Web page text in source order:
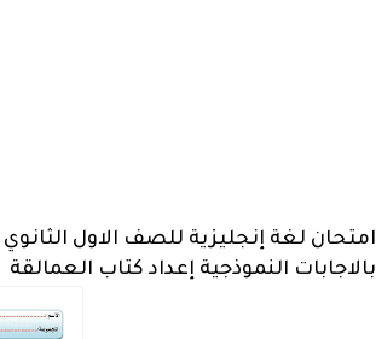
بالاجابات النموذجية إعداد كتاب العمالقة